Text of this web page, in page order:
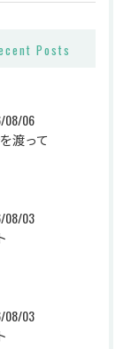
Posts
08/06
渡って
08/03
08/03